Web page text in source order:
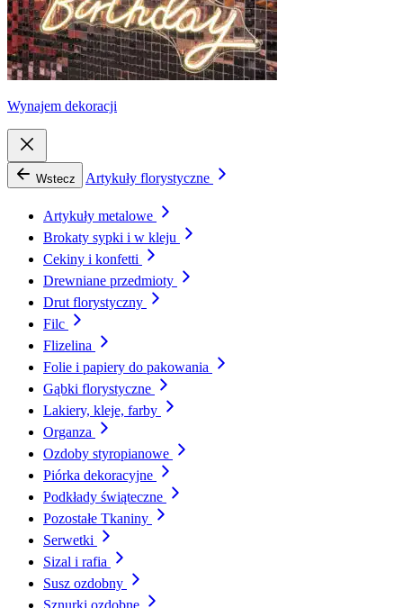
Wynajem dekoracji
Wstecz Artykuły florystyczne
Artykuły metalowe
Brokaty sypki i w kleju
Cekiny i konfetti
Drewniane przedmioty
Drut florystyczny
Filc
Flizelina
Folie i papiery do pakowania
Gąbki florystyczne
Lakiery, kleje, farby
Organza
Ozdoby styropianowe
Piórka dekoracyjne
Podkłady świąteczne
Pozostałe Tkaniny
Serwetki
Sizal i rafia
Susz ozdobny